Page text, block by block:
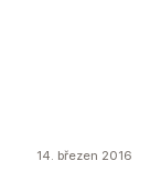
14. březen 2016